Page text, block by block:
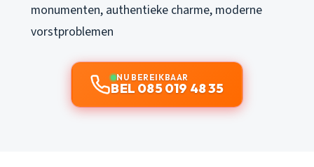
monumenten, authentieke charme, moderne
vorstproblemen
NU BEREIKBAAR
BEL 085 019 48 35